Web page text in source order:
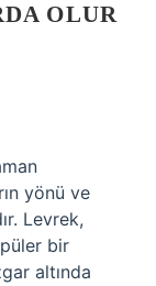
OLUR
yönü ve
Levrek,
bir
altında